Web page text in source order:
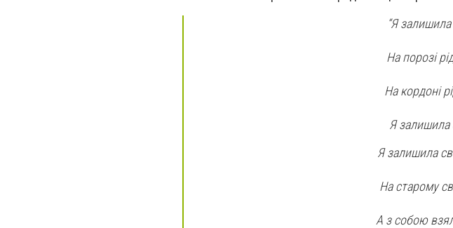
“Я
На порозі
На кордоні
Я залишила
Я залишила
На старому
А з собою